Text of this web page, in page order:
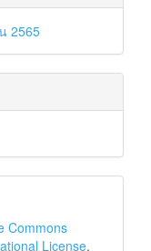
2565
Commons
License.